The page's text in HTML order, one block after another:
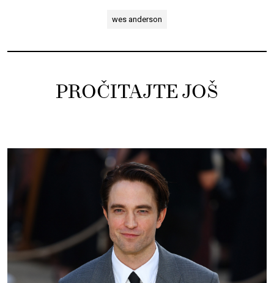
wes anderson
PROČITAJTE JOŠ